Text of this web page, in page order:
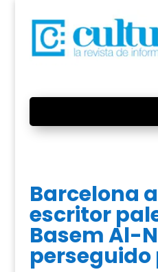
Barcelona
escritor
Basem Al-
perseguido